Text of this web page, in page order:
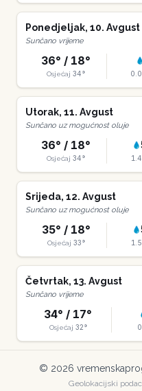
Ponedjeljak, 10. Avgust
Sunčano vrijeme
36° / 18°
Osjećaj 34° 0.0
Utorak, 11. Avgust
Sunčano uz mogućnost oluje
36° / 18°
Osjećaj 34° 1.4
Srijeda, 12. Avgust
Sunčano uz mogućnost oluje
35° / 18°
Osjećaj 33° 1.5
Četvrtak, 13. Avgust
Sunčano vrijeme
34° / 17°
Osjećaj 32°
© 2026
Geolokacijski